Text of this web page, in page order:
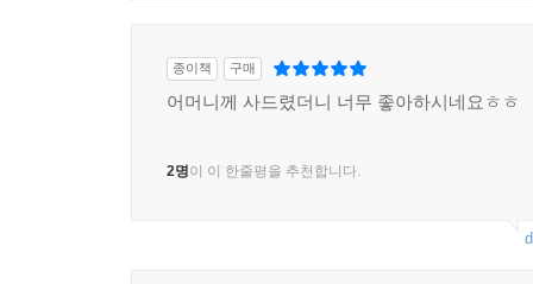
종이책 구매
어머니께 사드렸더니 너무 좋아하시네요ㅎㅎ
2명이 이 한줄평을 추천합니다.